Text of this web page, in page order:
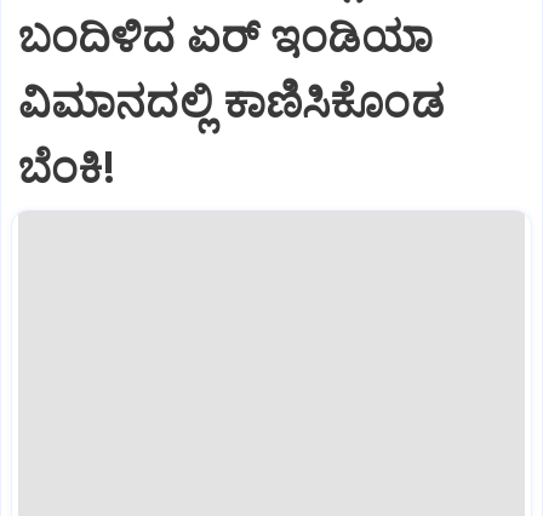
ಬಂದಿಳಿದ ಏರ್‌ ಇಂಡಿಯಾ
ವಿಮಾನದಲ್ಲಿ ಕಾಣಿಸಿಕೊಂಡ
ಬೆಂಕಿ!